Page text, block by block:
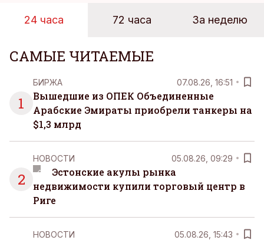
24 часа 72 часа За неделю
САМЫЕ ЧИТАЕМЫЕ
1
БИРЖА 07.08.26, 16:51
Вышедшие из ОПЕК Объединенные
Арабские Эмираты приобрели танкеры на
$1,3 млрд
2
НОВОСТИ 05.08.26, 09:29
Эстонские акулы рынка
недвижимости купили торговый центр в
Риге
НОВОСТИ 05.08.26, 15:43